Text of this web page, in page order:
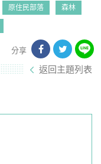
原住民部落 森林
分享
返回主題列表